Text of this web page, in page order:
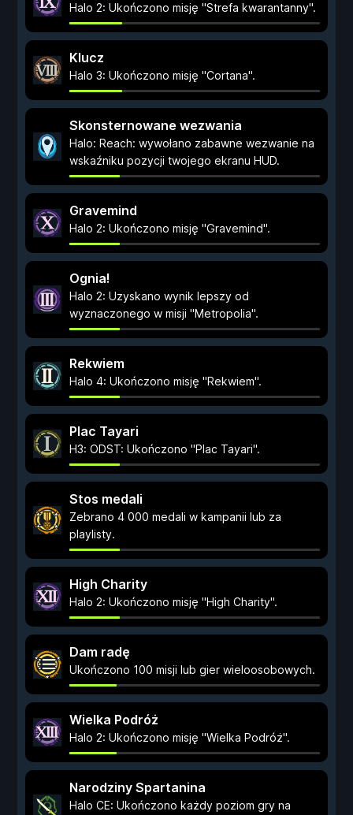
Halo 2: Ukończono misję "Strefa kwarantanny".
Klucz
Halo 3: Ukończono misję "Cortana".
Skonsternowane wezwania
Halo: Reach: wywołano zabawne wezwanie na
wskaźniku pozycji twojego ekranu HUD.
Gravemind
Halo 2: Ukończono misję "Gravemind".
Ognia!
Halo 2: Uzyskano wynik lepszy od
wyznaczonego w misji "Metropolia".
Rekwiem
Halo 4: Ukończono misję "Rekwiem".
Plac Tayari
H3: ODST: Ukończono "Plac Tayari".
Stos medali
Zebrano 4 000 medali w kampanii lub za
playlisty.
High Charity
Halo 2: Ukończono misję "High Charity".
Dam radę
Ukończono 100 misji lub gier wieloosobowych.
Wielka Podróż
Halo 2: Ukończono misję "Wielka Podróż".
Narodziny Spartanina
Halo CE: Ukończono każdy poziom gry na